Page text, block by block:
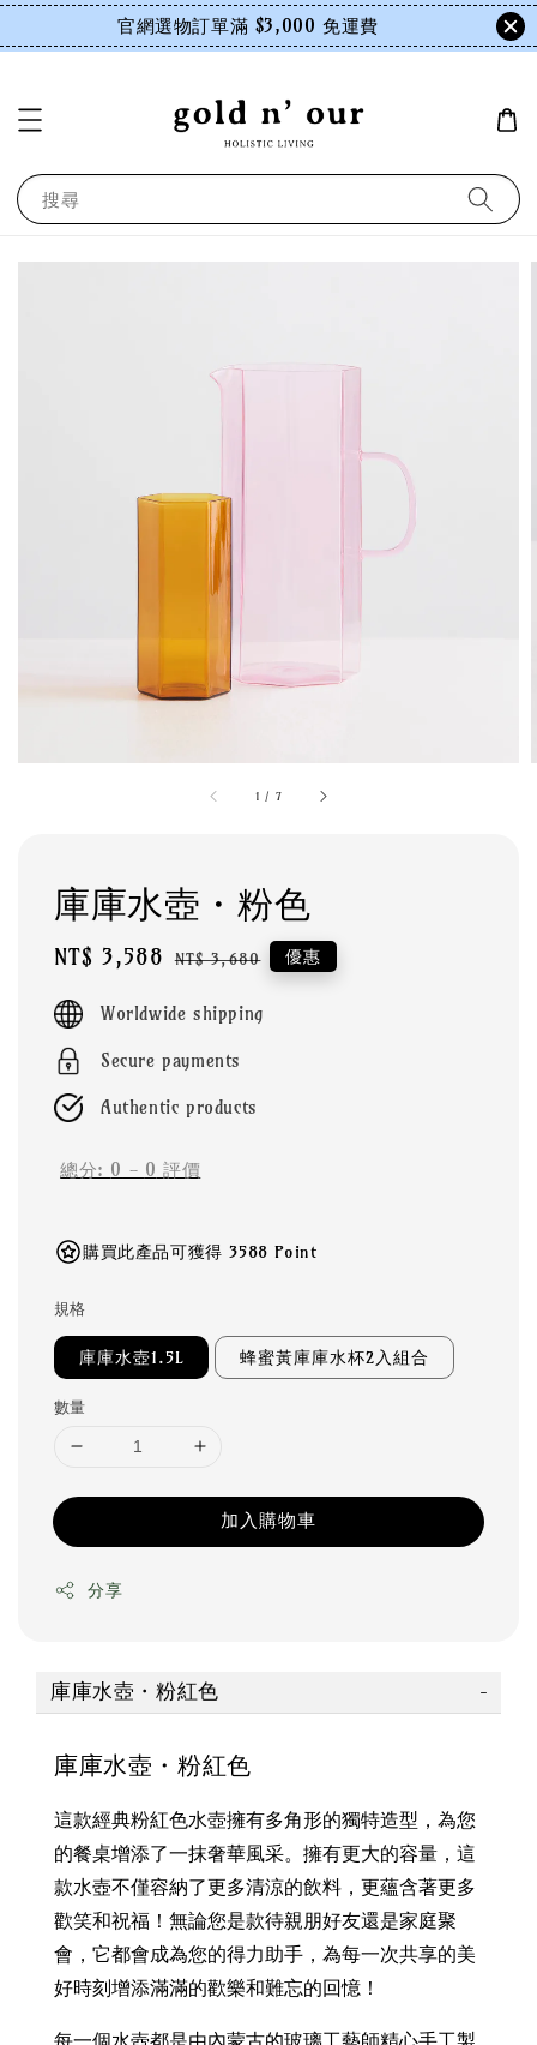
官網選物訂單滿 $3,000 免運費
搜尋
1 / 7
庫庫水壺・粉色
Sale
NT$ 3,588 Regular
NT$ 3,680 優惠
Worldwide shipping
Secure payments
Authentic products
總分: 0 - 0 評價
購買此產品可獲得 3588 Point
規格
庫庫水壺1.5L 蜂蜜黃庫庫水杯2入組合
數量
加入購物車
分享
庫庫水壺・粉紅色
庫庫水壺・粉紅色
這款經典粉紅色水壺擁有多角形的獨特造型，為您
的餐桌增添了一抹奢華風采。擁有更大的容量，這
款水壺不僅容納了更多清涼的飲料，更蘊含著更多
歡笑和祝福！無論您是款待親朋好友還是家庭聚
會，它都會成為您的得力助手，為每一次共享的美
好時刻增添滿滿的歡樂和難忘的回憶！